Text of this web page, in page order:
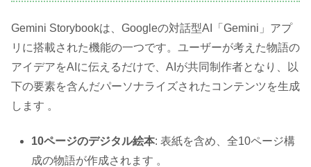
Gemini Storybookは、Googleの対話型AI「Gemini」アプ
リに搭載された機能の一つです。ユーザーが考えた物語の
アイデアをAIに伝えるだけで、AIが共同制作者となり、以
下の要素を含んだパーソナライズされたコンテンツを生成
します 。
10ページのデジタル絵本: 表紙を含め、全10ページ構
成の物語が作成されます 。